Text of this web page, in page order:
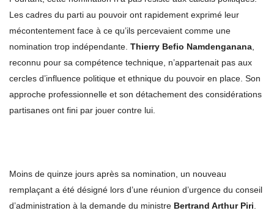
Les cadres du parti au pouvoir ont rapidement exprimé leur
mécontentement face à ce qu’ils percevaient comme une
nomination trop indépendante. Thierry Befio Namdenganana,
reconnu pour sa compétence technique, n’appartenait pas aux
cercles d’influence politique et ethnique du pouvoir en place. Son
approche professionnelle et son détachement des considérations
partisanes ont fini par jouer contre lui.
Moins de quinze jours après sa nomination, un nouveau
remplaçant a été désigné lors d’une réunion d’urgence du conseil
d’administration à la demande du ministre Bertrand Arthur Piri.